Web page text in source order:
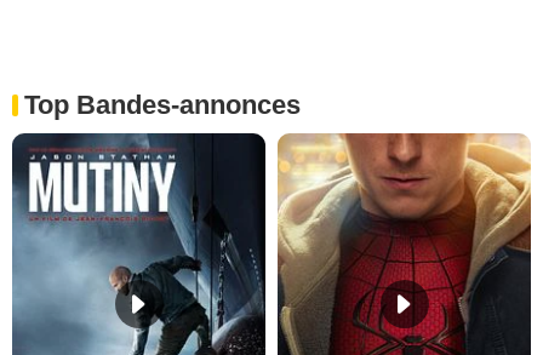
Top Bandes-annonces